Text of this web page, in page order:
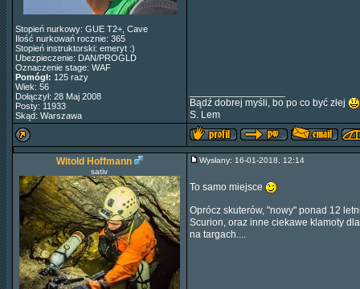
Stopień nurkowy: GUE T2+, Cave
Ilość nurkowań rocznie: 365
Stopień instruktorski: emeryt :)
Ubezpieczenie: DAN/PROGLD
Oznaczenie stage: WAF
Pomógł: 125 razy
Wiek: 56
Dołączył: 28 Maj 2008
Posty: 11933
Skąd: Warszawa
Bądź dobrej myśli, bo po co być złej
S. Lem
Witold Hoffmann
sativ
Wysłany: 16-01-2018, 12:14
To samo miejsce
Oprócz skuterów, "nowy" ponad 12
Scurion, oraz inne ciekawe klamoty
na targach....